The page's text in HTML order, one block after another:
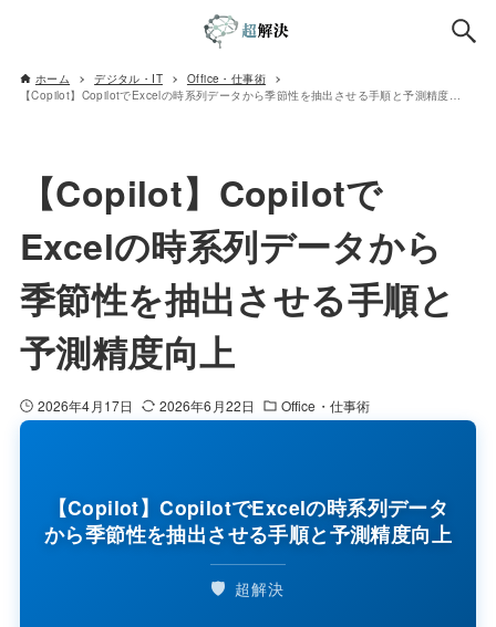
ホーム デジタル・IT
Office・仕事術
【Copilot】CopilotでExcelの時系列データから季節性を抽出させる手順と予測精度向上
【Copilot】Copilotで
Excelの時系列データから
季節性を抽出させる手順と
予測精度向上
2026年4月17日 2026年6月22日 Office・仕事術
【Copilot】CopilotでExcelの時系列データ
から季節性を抽出させる手順と予測精度向上
🛡️ 超解決